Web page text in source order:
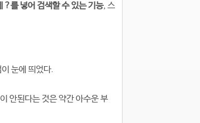
?를 넣어 검색할 수 있는 기능, 스
눈에 띄었다.
안된다는 것은 약간 아수운 부